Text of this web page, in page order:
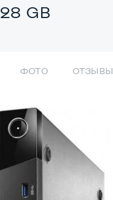
GB
ФОТО ОТЗЫВЫ